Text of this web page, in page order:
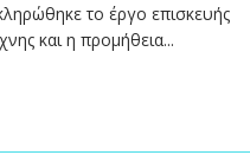
το έργο επισκευής
και η προμήθεια...